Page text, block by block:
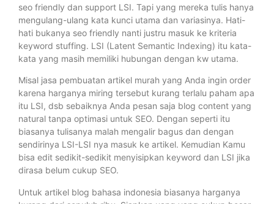
seo friendly dan support LSI. Tapi yang mereka tulis hanya
mengulang-ulang kata kunci utama dan variasinya. Hati-
hati bukanya seo friendly nanti justru masuk ke kriteria
keyword stuffing. LSI (Latent Semantic Indexing) itu kata-
kata yang masih memiliki hubungan dengan kw utama.
Misal jasa pembuatan artikel murah yang Anda ingin order
karena harganya miring tersebut kurang terlalu paham apa
itu LSI, dsb sebaiknya Anda pesan saja blog content yang
natural tanpa optimasi untuk SEO. Dengan seperti itu
biasanya tulisanya malah mengalir bagus dan dengan
sendirinya LSI-LSI nya masuk ke artikel. Kemudian Kamu
bisa edit sedikit-sedikit menyisipkan keyword dan LSI jika
dirasa belum cukup SEO.
Untuk artikel blog bahasa indonesia biasanya harganya